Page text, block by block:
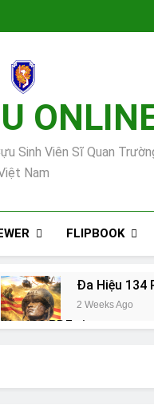
Sinh Viên Sĩ Quan
Nam
FLIPBOOK
Đa Hiệu 134
2 Weeks Ago
132 PDF viewer